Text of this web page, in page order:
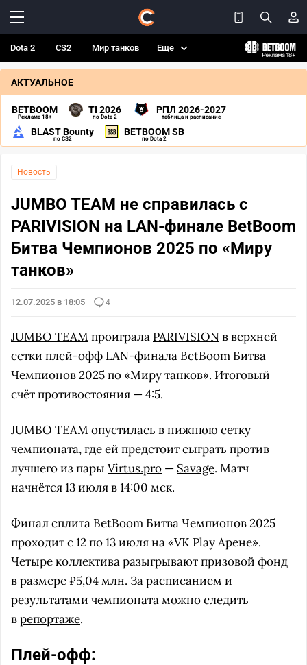
Dota 2 CS2 Мир танков Еще
АКТУАЛЬНОЕ
BETBOOM
Реклама 18+
TI 2026
по Dota 2
РПЛ 2026-2027
таблица и расписание
BLAST Bounty
по CS2
BETBOOM SB
по Dota 2
Новость
JUMBO TEAM не справилась с
PARIVISION на LAN-финале BetBoom
Битва Чемпионов 2025 по «Миру
танков»
12.07.2025 в 18:05 4
JUMBO TEAM проиграла PARIVISIONв верхней
сетки плей-офф LAN-финала BetBoom Битва
Чемпионов 2025по «Миру танков». Итоговый
счёт противостояния — 4:5.
JUMBO TEAM опустилась в нижнюю сетку
чемпионата, где ей предстоит сыграть против
лучшего из пары Virtus.pro — Savage. Матч
начнётся 13 июля в 14:00 мск.
Финал сплита BetBoom Битва Чемпионов 2025
проходит с 12 по 13 июля на «VK Play Арене».
Четыре коллектива разыгрывают призовой фонд
в размере ₽5,04 млн. За расписанием и
результатами чемпионата можно следить
врепортаже.
Плей-офф: